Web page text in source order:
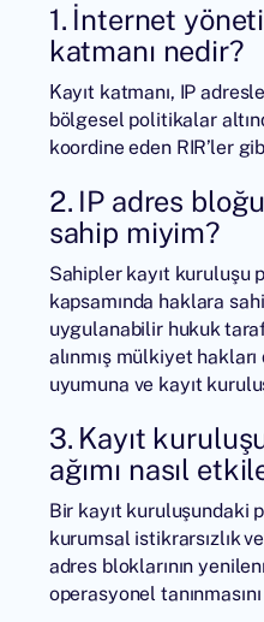
1. İnternet
katmanı nedir?
Kayıt katmanı, IP
bölgesel politikalar
koordine eden RIR’ler
2. IP adres
sahip miyim?
Sahipler kayıt kuruluşu
kapsamında haklara
uygulanabilir hukuk
alınmış mülkiyet
uyumuna ve kayıt
3. Kayıt
ağımı nasıl
Bir kayıt kuruluşundaki
kurumsal istikrarsızlık
adres bloklarının
operasyonel